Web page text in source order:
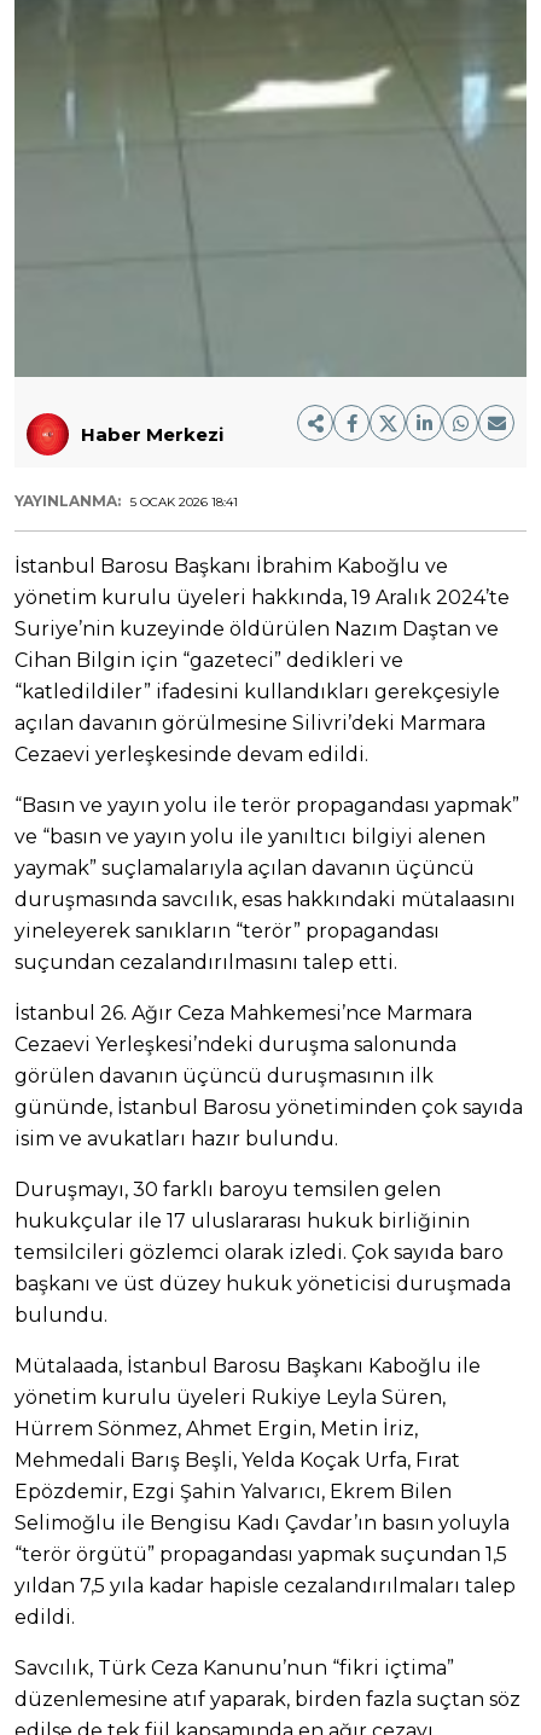
Haber Merkezi
YAYINLANMA: 5 OCAK 2026 18:41
İstanbul Barosu Başkanı İbrahim Kaboğlu ve
yönetim kurulu üyeleri hakkında, 19 Aralık 2024’te
Suriye’nin kuzeyinde öldürülen Nazım Daştan ve
Cihan Bilgin için “gazeteci” dedikleri ve
“katledildiler” ifadesini kullandıkları gerekçesiyle
açılan davanın görülmesine Silivri’deki Marmara
Cezaevi yerleşkesinde devam edildi.
“Basın ve yayın yolu ile terör propagandası yapmak”
ve “basın ve yayın yolu ile yanıltıcı bilgiyi alenen
yaymak” suçlamalarıyla açılan davanın üçüncü
duruşmasında savcılık, esas hakkındaki mütalaasını
yineleyerek sanıkların “terör” propagandası
suçundan cezalandırılmasını talep etti.
İstanbul 26. Ağır Ceza Mahkemesi’nce Marmara
Cezaevi Yerleşkesi’ndeki duruşma salonunda
görülen davanın üçüncü duruşmasının ilk
gününde, İstanbul Barosu yönetiminden çok sayıda
isim ve avukatları hazır bulundu.
Duruşmayı, 30 farklı baroyu temsilen gelen
hukukçular ile 17 uluslararası hukuk birliğinin
temsilcileri gözlemci olarak izledi. Çok sayıda baro
başkanı ve üst düzey hukuk yöneticisi duruşmada
bulundu.
Mütalaada, İstanbul Barosu Başkanı Kaboğlu ile
yönetim kurulu üyeleri Rukiye Leyla Süren,
Hürrem Sönmez, Ahmet Ergin, Metin İriz,
Mehmedali Barış Beşli, Yelda Koçak Urfa, Fırat
Epözdemir, Ezgi Şahin Yalvarıcı, Ekrem Bilen
Selimoğlu ile Bengisu Kadı Çavdar’ın basın yoluyla
“terör örgütü” propagandası yapmak suçundan 1,5
yıldan 7,5 yıla kadar hapisle cezalandırılmaları talep
edildi.
Savcılık, Türk Ceza Kanunu’nun “fikri içtima”
düzenlemesine atıf yaparak, birden fazla suçtan söz